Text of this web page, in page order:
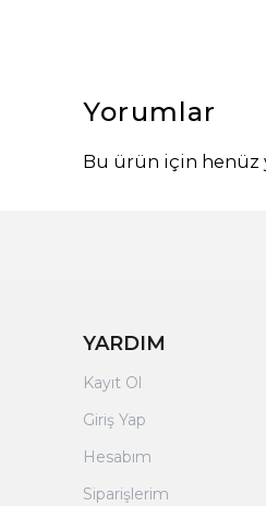
Yorumlar
Bu ürün için henüz
YARDIM
Kayıt Ol
Giriş Yap
Hesabım
Siparişlerim